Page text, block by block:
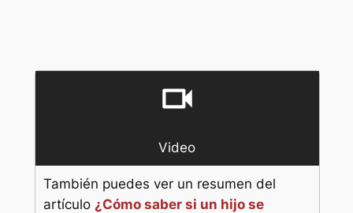
videocam
Video
También puedes ver un resumen del
artículo ¿Cómo saber si un hijo se